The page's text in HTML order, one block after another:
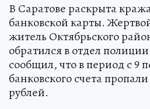
В Саратове раскрыта
банковской карты.
житель Октябрьского
обратился в отдел
сообщил, что в период с 9
банковского счета
рублей.